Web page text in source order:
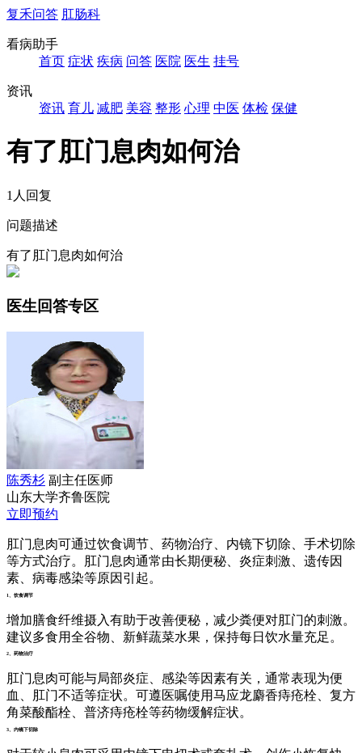
复禾问答 肛肠科
看病助手
首页 症状 疾病 问答 医院 医生 挂号
资讯
资讯 育儿 减肥 美容 整形 心理 中医 体检 保健
有了肛门息肉如何治
1人回复
问题描述
有了肛门息肉如何治
医生回答专区
陈秀杉 副主任医师
山东大学齐鲁医院
立即预约
肛门息肉可通过饮食调节、药物治疗、内镜下切除、手术切除
等方式治疗。肛门息肉通常由长期便秘、炎症刺激、遗传因
素、病毒感染等原因引起。
1、饮食调节
增加膳食纤维摄入有助于改善便秘，减少粪便对肛门的刺激。
建议多食用全谷物、新鲜蔬菜水果，保持每日饮水量充足。
2、药物治疗
肛门息肉可能与局部炎症、感染等因素有关，通常表现为便
血、肛门不适等症状。可遵医嘱使用马应龙麝香痔疮栓、复方
角菜酸酯栓、普济痔疮栓等药物缓解症状。
3、内镜下切除